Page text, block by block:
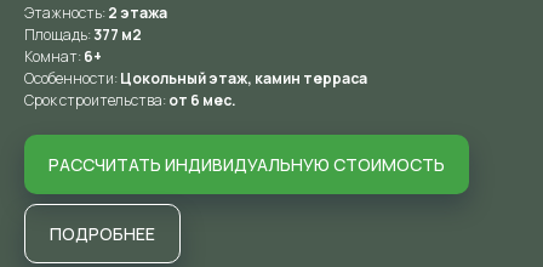
Этажность:2 этажа
Площадь:377 м2
Комнат:6+
Особенности:Цокольный этаж, камин терраса
Срок строительства:от 6 мес.
РАССЧИТАТЬ ИНДИВИДУАЛЬНУЮ СТОИМОСТЬ
ПОДРОБНЕЕ